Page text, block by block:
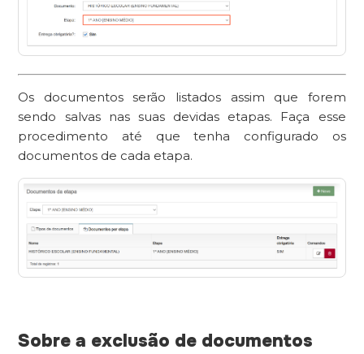
Os documentos serão listados assim que forem
sendo salvas nas suas devidas etapas. Faça esse
procedimento até que tenha configurado os
documentos de cada etapa.
Sobre a exclusão de documentos